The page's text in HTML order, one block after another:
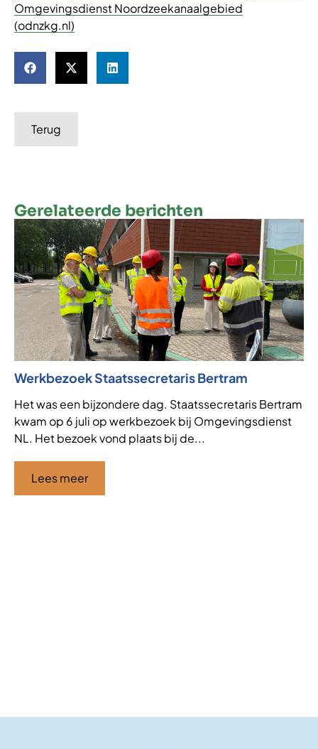
Omgevingsdienst Noordzeekanaalgebied
(odnzkg.nl)
Terug
Gerelateerde berichten
Werkbezoek Staatssecretaris Bertram
Het was een bijzondere dag. Staatssecretaris Bertram
kwam op 6 juli op werkbezoek bij Omgevingsdienst
NL. Het bezoek vond plaats bij de...
Lees meer